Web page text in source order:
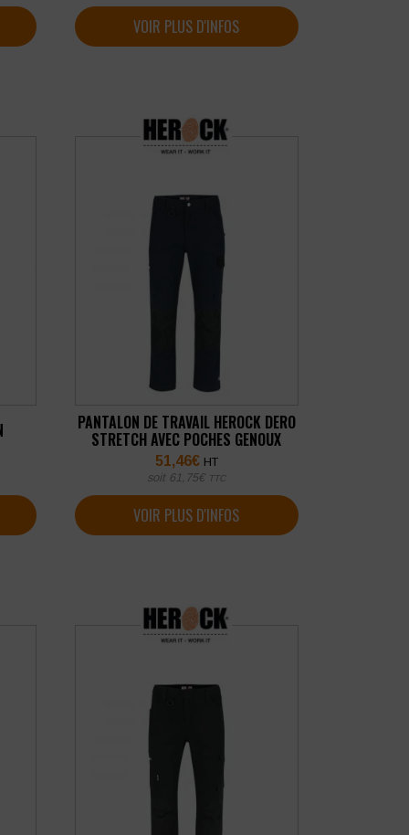
VOIR PLUS D'INFOS
PANTALON DE TRAVAIL HEROCK DERO
STRETCH AVEC POCHES GENOUX
51,46€ HT
soit 61,75€ TTC
VOIR PLUS D'INFOS